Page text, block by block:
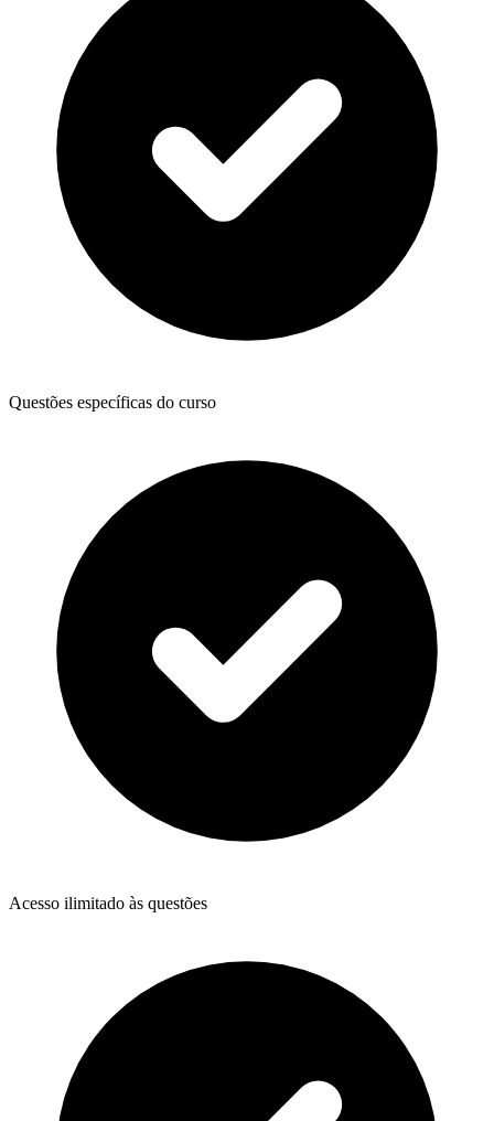
Questões específicas do curso
Acesso ilimitado às questões